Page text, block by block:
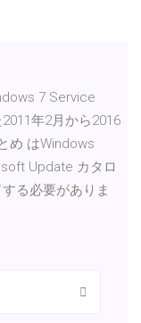
7 Service
年2月から2016
め はWindows
Update カタロ
る必要がありま